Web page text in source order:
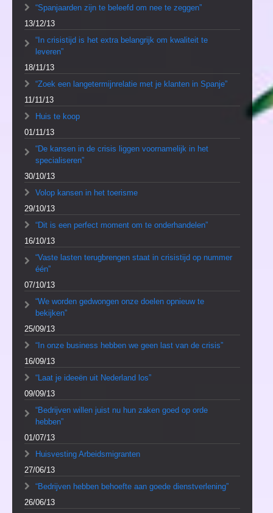
“Spanjaarden zijn te beleefd om nee te zeggen”
13/12/13
“In crisistijd is het extra belangrijk om kwaliteit te
leveren”
18/11/13
“Zoek een langetermijnrelatie met je klanten in Spanje”
11/11/13
Huis te koop
01/11/13
“De kansen in de crisis liggen voornamelijk in het
specialiseren”
30/10/13
Volop kansen in het toerisme
29/10/13
“Dit is een perfect moment om te onderhandelen”
16/10/13
“Vaste lasten terugbrengen staat in crisistijd op nummer
één”
07/10/13
“We worden gedwongen onze doelen opnieuw te
bekijken”
25/09/13
“In onze business hebben we geen last van de crisis”
16/09/13
“Laat je ideeën uit Nederland los”
09/09/13
“Bedrijven willen juist nu hun zaken goed op orde
hebben”
01/07/13
Huisvesting Arbeidsmigranten
27/06/13
“Bedrijven hebben behoefte aan goede dienstverlening”
26/06/13